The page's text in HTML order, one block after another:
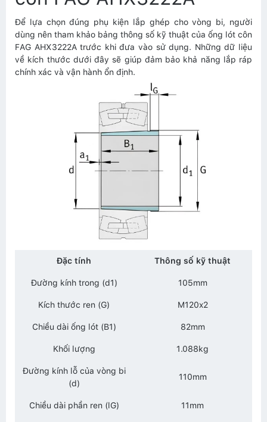
Để lựa chọn đúng phụ kiện lắp ghép cho vòng bi, người
dùng nên tham khảo bảng thông số kỹ thuật của ống lót côn
FAG AHX3222A trước khi đưa vào sử dụng. Những dữ liệu
về kích thước dưới đây sẽ giúp đảm bảo khả năng lắp ráp
chính xác và vận hành ổn định.
Đặc tính Thông số kỹ thuật
Đường kính trong (d1) 105mm
Kích thước ren (G) M120x2
Chiều dài ống lót (B1) 82mm
Khối lượng 1.088kg
Đường kính lỗ của vòng bi
(d)
110mm
Chiều dài phần ren (lG) 11mm